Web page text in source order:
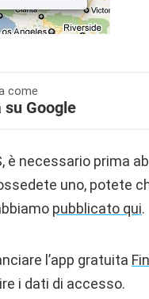
come
Google
è necessario prima
uno, potete
pubblicato qui.
l’app gratuita
i dati di accesso.